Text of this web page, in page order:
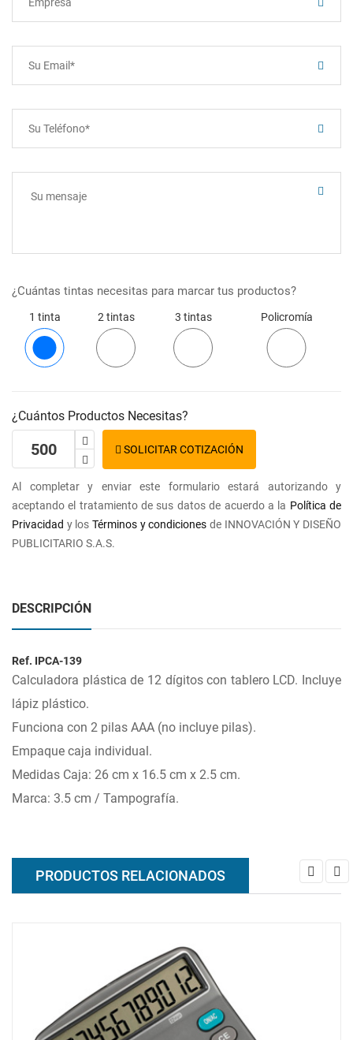
¿Cuántas tintas necesitas para marcar tus productos?
1 tinta 2 tintas 3 tintas Policromía
¿Cuántos Productos Necesitas?
SOLICITAR COTIZACIÓN
Al completar y enviar este formulario estará autorizando y
aceptando el tratamiento de sus datos de acuerdo a la Política de
Privacidad y los Términos y condiciones de INNOVACIÓN Y DISEÑO
PUBLICITARIO S.A.S.
DESCRIPCIÓN
Ref. IPCA-139
Calculadora plástica de 12 dígitos con tablero LCD. Incluye
lápiz plástico.
Funciona con 2 pilas AAA (no incluye pilas).
Empaque caja individual.
Medidas Caja: 26 cm x 16.5 cm x 2.5 cm.
Marca: 3.5 cm / Tampografía.
PRODUCTOS RELACIONADOS